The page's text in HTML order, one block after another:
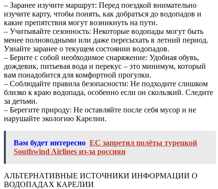
– Заранее изучите маршрут: Перед поездкой внимательно
изучите карту, чтобы понять, как добраться до водопадов и
какие препятствия могут возникнуть на пути.
– Учитывайте сезонность: Некоторые водопады могут быть
менее полноводными или даже пересыхать в летний период.
Узнайте заранее о текущем состоянии водопадов.
– Берите с собой необходимое снаряжение: Удобная обувь,
дождевик, питьевая вода и перекус – это минимум, который
вам понадобится для комфортной прогулки.
– Соблюдайте правила безопасности: Не подходите слишком
близко к краю водопада, особенно если он скользкий. Следите
за детьми.
– Берегите природу: Не оставляйте после себя мусор и не
нарушайте экологию Карелии.
Вам будет интересно ЕС запретил полёты турецкой
Southwind Airlines из-за россиян
АЛЬТЕРНАТИВНЫЕ ИСТОЧНИКИ ИНФОРМАЦИИ О
ВОДОПАДАХ КАРЕЛИИ